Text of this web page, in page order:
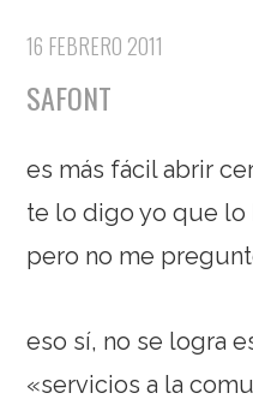
16 FEBRERO 2011
SAFONT
es más fácil abrir
te lo digo yo que lo
pero no me
eso sí, no se logra
«servicios a la